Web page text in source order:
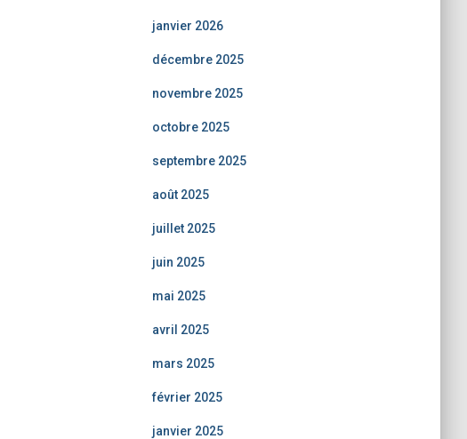
janvier 2026
décembre 2025
novembre 2025
octobre 2025
septembre 2025
août 2025
juillet 2025
juin 2025
mai 2025
avril 2025
mars 2025
février 2025
janvier 2025